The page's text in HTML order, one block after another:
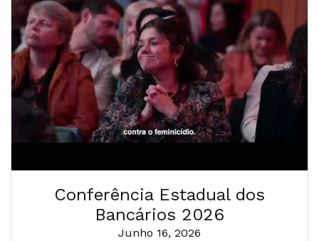
Conferência Estadual dos
Bancários 2026
Junho 16, 2026